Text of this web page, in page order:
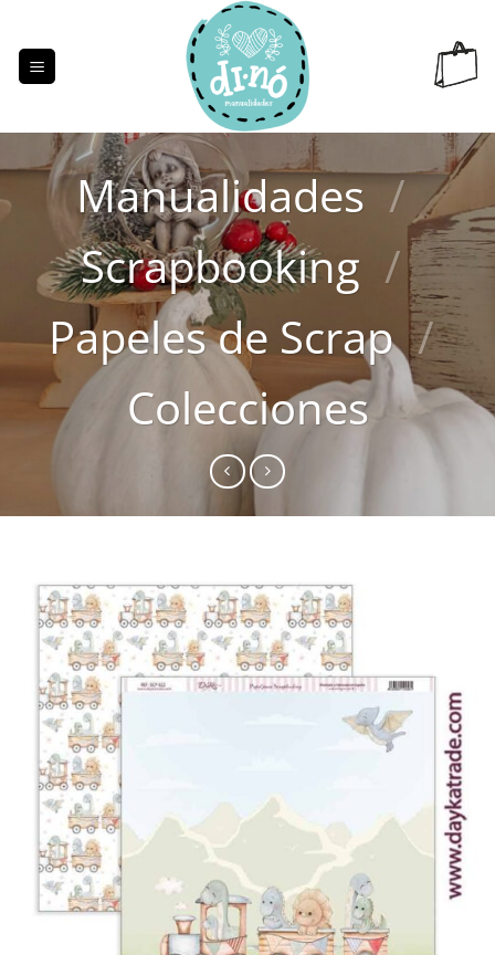
contenido
Manualidades /
Scrapbooking /
Papeles de Scrap /
Colecciones